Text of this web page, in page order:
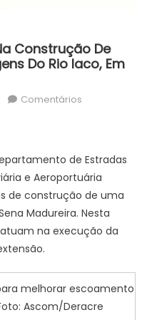
Construção De
Do Rio Iaco, Em
Comentários
de Estradas
e Aeroportuária
de construção de uma
Madureira. Nesta
na execução da
melhorar escoamento
Ascom/Deracre